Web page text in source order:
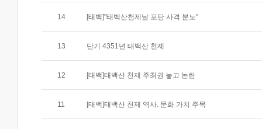
14 [태백]"태백산천제날 포탄 사격 분노"
13 단기 4351년 태백산 천제
12 [태백]태백산 천제 주최권 놓고 논란
11 [태백]태백산 천제 역사. 문화 가치 주목